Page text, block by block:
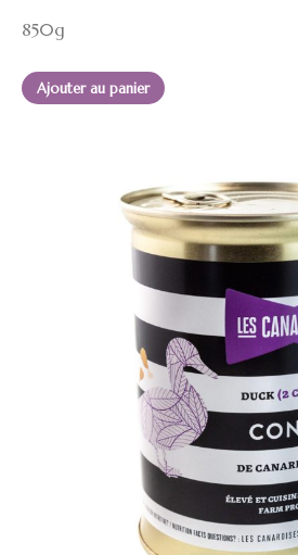
850g
Ajouter au panier